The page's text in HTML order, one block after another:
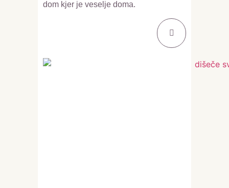
dom kjer je veselje doma.